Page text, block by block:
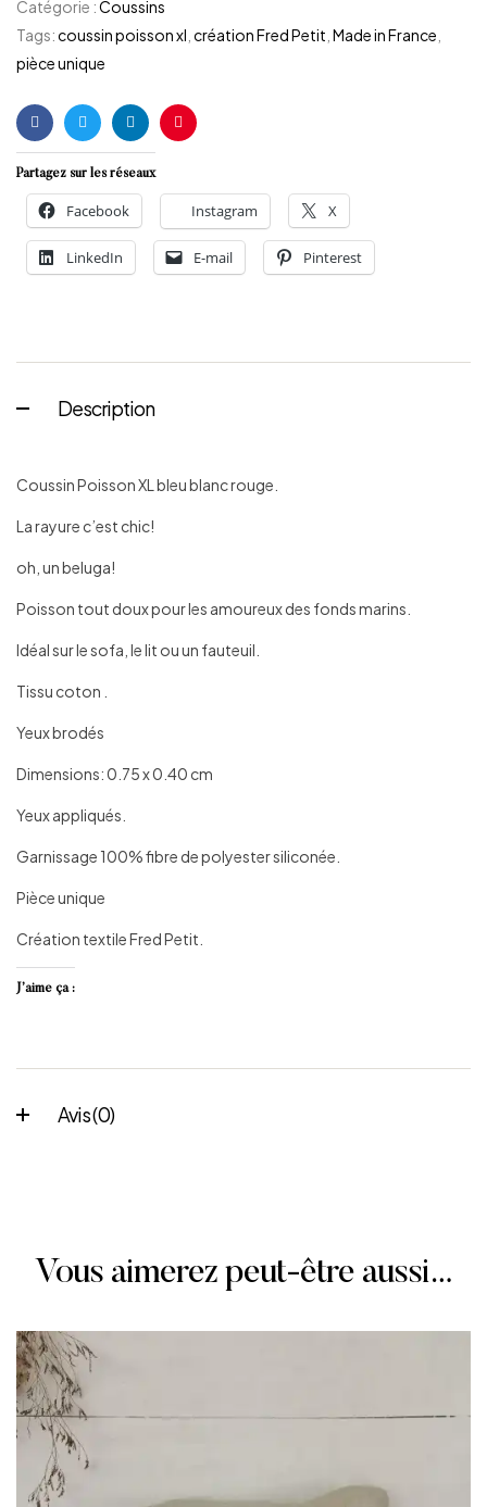
Catégorie :Coussins
Tags:coussin poisson xl création Fred Petit Made in France
pièce unique
FacebookTwitterLinkedinPinterest
Partagez sur les réseaux
Facebook Instagram X
LinkedIn E-mail Pinterest
Description
Coussin Poisson XL bleu blanc rouge.
La rayure c’est chic!
oh, un beluga!
Poisson tout doux pour les amoureux des fonds marins.
Idéal sur le sofa, le lit ou un fauteuil.
Tissu coton .
Yeux brodés
Dimensions: 0.75 x 0.40 cm
Yeux appliqués.
Garnissage 100% fibre de polyester siliconée.
Pièce unique
Création textile Fred Petit.
J’aime ça :
Avis (0)
Vous aimerez peut-être aussi…